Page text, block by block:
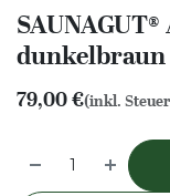
dunkelbraun
79,00€(inkl.